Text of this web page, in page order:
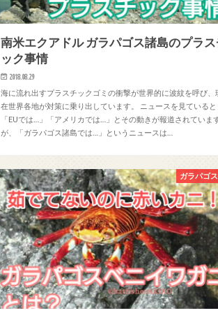
南米エクアドル ガラパゴス諸島のプラ
ック事情
2018.08.29
海に流れ出すプラスチックゴミの衝撃が世界的に波紋を呼び、
在世界各地が対策に乗り出しています。 ニュースを見ていると
「EUでは…」「アメリカでは…」とその動きが報道されていま
が、「ガラパゴス諸島では…」というニュースは…
ガラパゴ